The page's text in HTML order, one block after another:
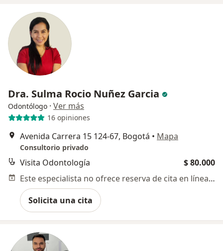
Dra. Sulma Rocio Nuñez Garcia
Odontólogo · Ver más
16 opiniones
Avenida Carrera 15 124-67, Bogotá • Mapa
Consultorio privado
Visita Odontología
$ 80.000
Este especialista no ofrece reserva de cita en línea en esta dirección.
Solicita una cita